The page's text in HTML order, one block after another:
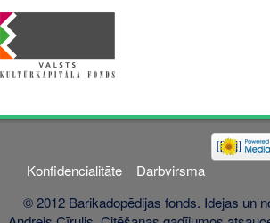
Konfidencialitāte
Darbvirsma
© 2012 Barikadopēdijas fonds. Idejas un